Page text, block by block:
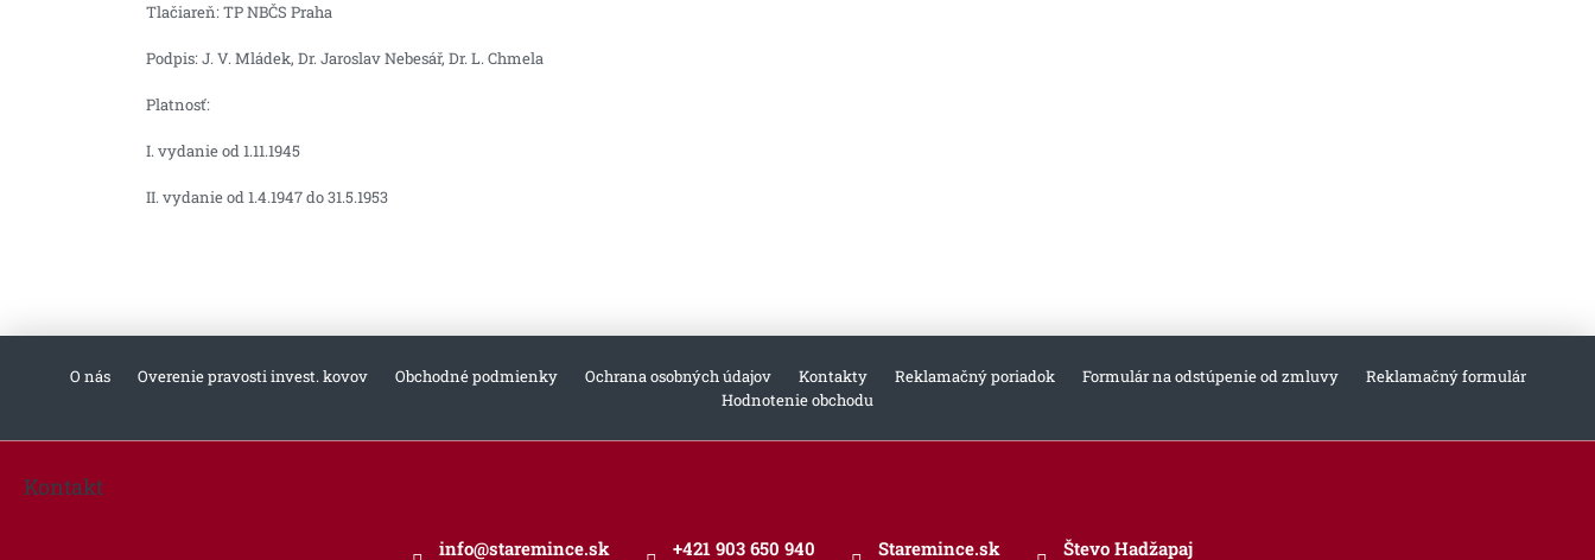
Tlačiareň: TP NBČS Praha
Podpis:J. V. Mládek, Dr. Jaroslav Nebesář, Dr. L. Chmela
Platnosť:
I. vydanie od 1.11.1945
II. vydanie od 1.4.1947 do 31.5.1953
O nás Overenie pravosti invest. kovov Obchodné podmienky Ochrana osobných údajov Kontakty Reklamačný poriadok Formulár na odstúpenie od zmluvy
Reklamačný formulár
Hodnotenie obchodu
Kontakt
info@staremince.sk +421 903 650 940 Staremince.sk Števo Hadžapaj